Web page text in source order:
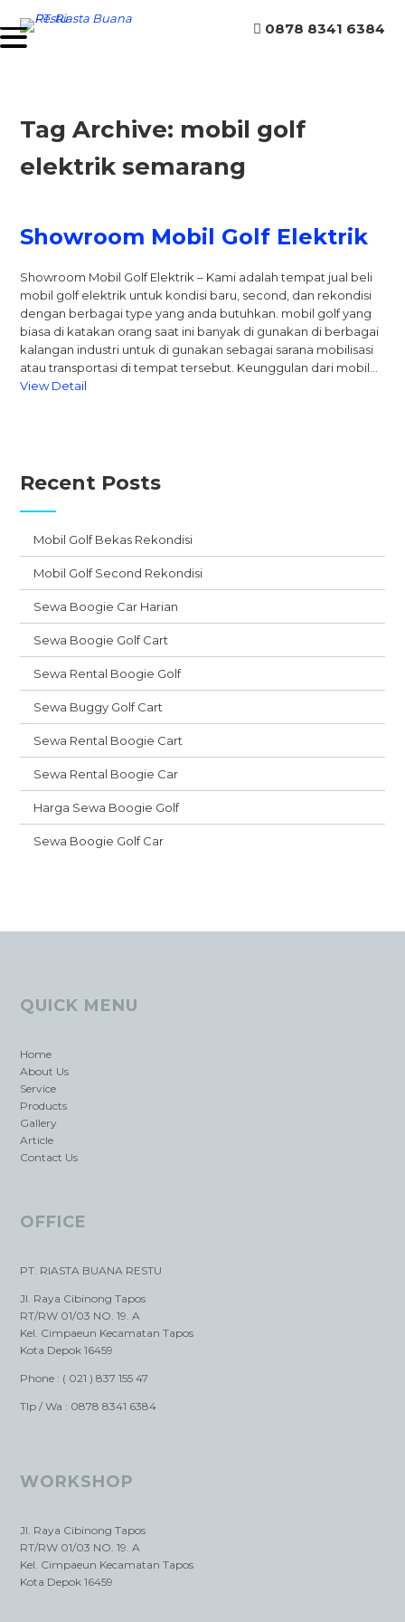
0878 8341 6384
Tag Archive: mobil golf
elektrik semarang
Showroom Mobil Golf Elektrik
Showroom Mobil Golf Elektrik – Kami adalah tempat jual beli
mobil golf elektrik untuk kondisi baru, second, dan rekondisi
dengan berbagai type yang anda butuhkan. mobil golf yang
biasa di katakan orang saat ini banyak di gunakan di berbagai
kalangan industri untuk di gunakan sebagai sarana mobilisasi
atau transportasi di tempat tersebut. Keunggulan dari mobil…
View Detail
Recent Posts
Mobil Golf Bekas Rekondisi
Mobil Golf Second Rekondisi
Sewa Boogie Car Harian
Sewa Boogie Golf Cart
Sewa Rental Boogie Golf
Sewa Buggy Golf Cart
Sewa Rental Boogie Cart
Sewa Rental Boogie Car
Harga Sewa Boogie Golf
Sewa Boogie Golf Car
QUICK MENU
Home
About Us
Service
Products
Gallery
Article
Contact Us
OFFICE
PT. RIASTA BUANA RESTU
Jl. Raya Cibinong Tapos
RT/RW 01/03 NO. 19. A
Kel. Cimpaeun Kecamatan Tapos
Kota Depok 16459
Phone : ( 021 ) 837 155 47
Tlp / Wa : 0878 8341 6384
WORKSHOP
Jl. Raya Cibinong Tapos
RT/RW 01/03 NO. 19. A
Kel. Cimpaeun Kecamatan Tapos
Kota Depok 16459